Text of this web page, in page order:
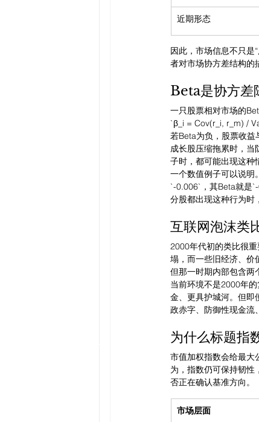
近期形态
因此，市场信息不只是
者对市场协方差结构的
Beta是协方差
一只股票相对市场的
`β_i = Cov(r_i, r_m) /
若Beta为负，股票收益
成长股压缩拖累时，当
子时，都可能出现这种
一个数值例子可以说明
`-0.006`，其Beta就是
分股都出现这种行为时
互联网泡沫类
2000年代初的类比很
塌，而一些旧经济、价
但那一时期内部包含两
当前环境不是2000年
金、更具护城河。但即
政赤字、防御性现金流
为什么标题指
市值加权指数会给最大
为，指数仍可保持韧性
否正在确认基准方向。
市场层面